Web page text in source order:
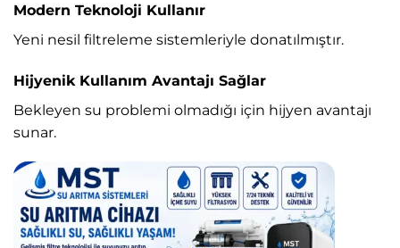
Modern Teknoloji Kullanır
Yeni nesil filtreleme sistemleriyle donatılmıştır.
Hijyenik Kullanım Avantajı Sağlar
Bekleyen su problemi olmadığı için hijyen avantajı
sunar.